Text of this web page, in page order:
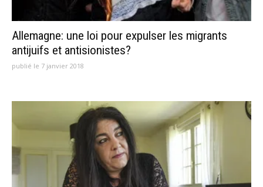
Allemagne: une loi pour expulser les migrants
antijuifs et antisionistes?
publié le 7 janvier 2018